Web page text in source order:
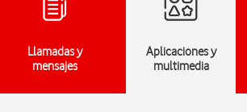
Llamadas y
mensajes
Aplicaciones y
multimedia